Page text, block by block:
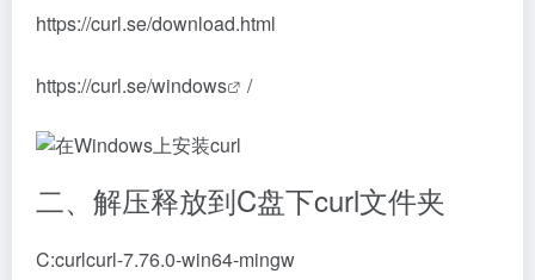
https://curl.se/download.html
https://curl.se/windows /
二、解压释放到C盘下curl文件夹
C:curlcurl-7.76.0-win64-mingw